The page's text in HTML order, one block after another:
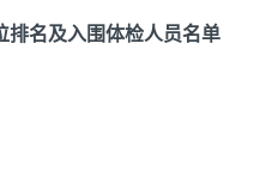
排名及入围体检人员名单